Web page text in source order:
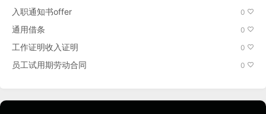
入职通知书offer 0
通用借条 0
工作证明收入证明 0
员工试用期劳动合同 0